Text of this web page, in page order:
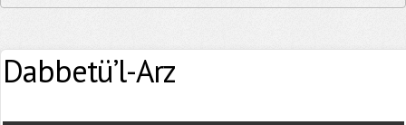
Dabbetü’l-Arz
Yaşadığınız Hatanın Ayrıntıları